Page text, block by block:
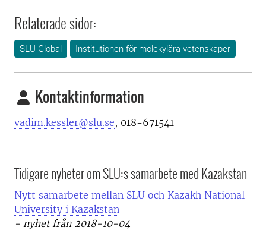
Relaterade sidor:
SLU Global Institutionen för molekylära vetenskaper
Kontaktinformation
vadim.kessler@slu.se, 018-671541
Tidigare nyheter om SLU:s samarbete med Kazakstan
Nytt samarbete mellan SLU och Kazakh National
University i Kazakstan
- nyhet från 2018-10-04